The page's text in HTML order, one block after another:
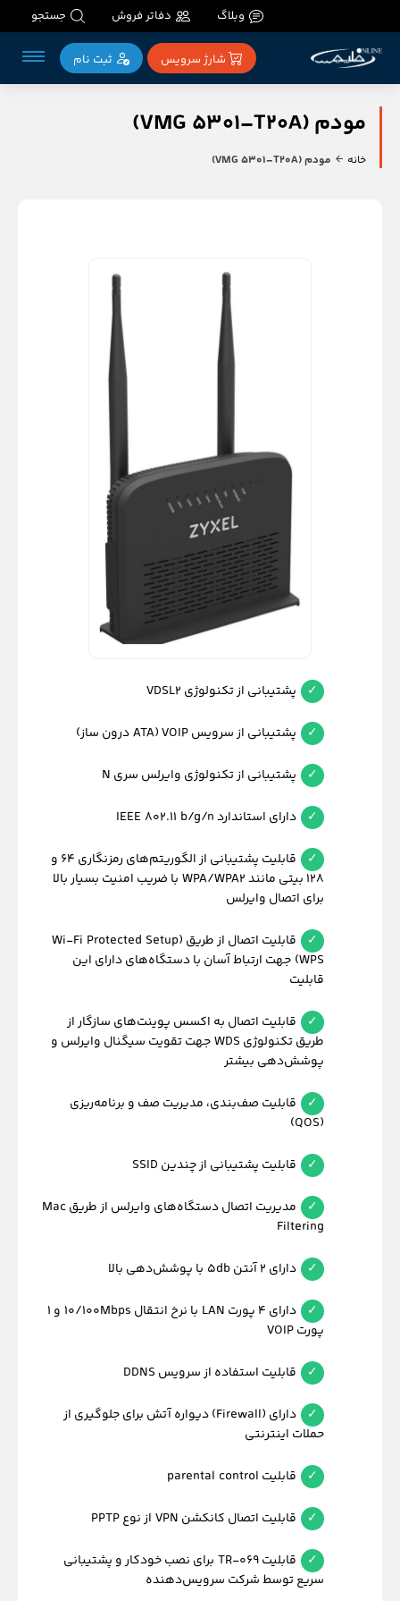
وبلاگ دفاتر فروش جستجو
شارژ سرویس ثبت‌ نام
مودم (VMG 5301–T20A)
خانه مودم (VMG 5301–T20A)
پشتیبانی از تکنولوژی VDSL2
پشتیبانی از سرویس VOIP (ATA درون ساز)
پشتیبانی از تکنولوژی وایرلس سری N
دارای استاندارد IEEE 802.11 b/g/n
قابلیت پشتیبانی از الگوریتم‌های رمزنگاری 64 و
128 بیتی مانند WPA/WPA2 با ضریب امنیت بسیار بالا
برای اتصال وایرلس
قابلیت اتصال از طریق (Wi-Fi Protected Setup
(WPS جهت ارتباط آسان با دستگاه‌های دارای این
قابلیت
قابلیت اتصال به اکسس پوینت‌های سازگار از
طریق تکنولوژی WDS جهت تقویت سیگنال وایرلس و
پوشش‌دهی بیشتر
قابلیت صف‌بندی، مدیریت صف و برنامه‌ریزی
(QOS)
قابلیت پشتیبانی از چندین SSID
مدیریت اتصال دستگاه‌های وایرلس از طریق Mac
Filtering
دارای 2 آنتن 5db با پوشش‌دهی بالا
دارای 4 پورت LAN با نرخ انتقال 10/100Mbps و 1
پورت VOIP
قابلیت استفاده از سرویس DDNS
دارای (Firewall) دیواره آتش برای جلوگیری از
حملات اینترنتی
قابلیت parental control
قابلیت اتصال کانکشن VPN از نوع PPTP
قابلیت TR-069 برای نصب خودکار و پشتیبانی
سریع توسط شرکت سرویس‌دهنده